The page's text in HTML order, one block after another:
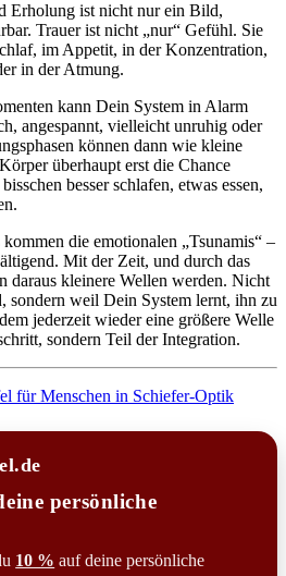
Erholung ist nicht nur ein Bild,
Trauer ist nicht „nur“ Gefühl. Sie
im Appetit, in der Konzentration,
in der Atmung.
kann Dein System in Alarm
angespannt, vielleicht unruhig oder
können dann wie kleine
überhaupt erst die Chance
besser schlafen, etwas essen,
die emotionalen „Tsunamis“ –
Mit der Zeit, und durch das
daraus kleinere Wellen werden. Nicht
sondern weil Dein System lernt, ihn zu
jederzeit wieder eine größere Welle
sondern Teil der Integration.
persönliche
10 % auf deine persönliche